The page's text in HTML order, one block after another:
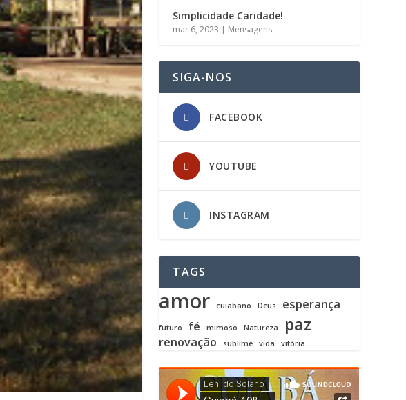
Simplicidade Caridade!
mar 6, 2023 | Mensagens
SIGA-NOS
FACEBOOK
YOUTUBE
INSTAGRAM
TAGS
amor cuiabano Deus esperança
futuro fé mimoso Natureza paz
renovação sublime vida vitória